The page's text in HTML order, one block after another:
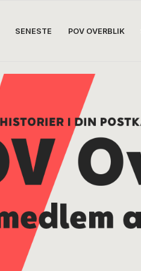
SENESTE POV OVERBLIK